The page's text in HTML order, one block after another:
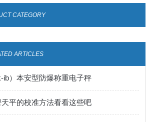
CATEGORY
ARTICLES
ib）本安型防爆称重电子秤
平的校准方法看看这些吧